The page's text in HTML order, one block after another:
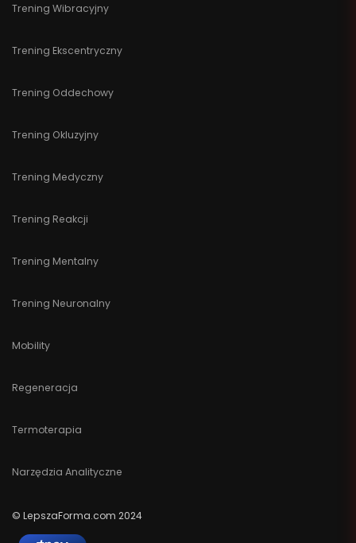
Trening Wibracyjny
Trening Ekscentryczny
Trening Oddechowy
Trening Okluzyjny
Trening Medyczny
Trening Reakcji
Trening Mentalny
Trening Neuronalny
Mobility
Regeneracja
Termoterapia
Narzędzia Analityczne
© LepszaForma.com 2024